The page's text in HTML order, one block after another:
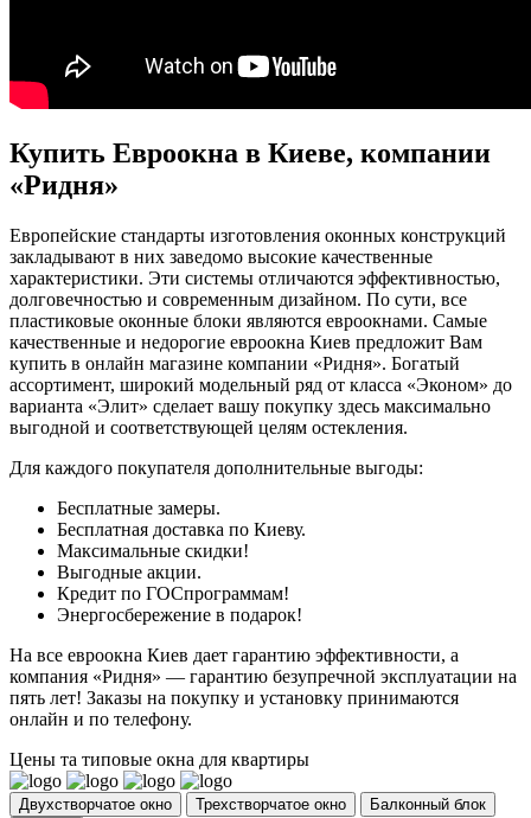
Купить Евроокна в Киеве, компании
«Ридня»
Европейские стандарты изготовления оконных конструкций
закладывают в них заведомо высокие качественные
характеристики. Эти системы отличаются эффективностью,
долговечностью и современным дизайном. По сути, все
пластиковые оконные блоки являются евроокнами. Самые
качественные и недорогие евроокна Киев предложит Вам
купить в онлайн магазине компании «Ридня». Богатый
ассортимент, широкий модельный ряд от класса «Эконом» до
варианта «Элит» сделает вашу покупку здесь максимально
выгодной и соответствующей целям остекления.
Для каждого покупателя дополнительные выгоды:
Бесплатные замеры.
Бесплатная доставка по Киеву.
Максимальные скидки!
Выгодные акции.
Кредит по ГОСпрограммам!
Энергосбережение в подарок!
На все евроокна Киев дает гарантию эффективности, а
компания «Ридня» — гарантию безупречной эксплуатации на
пять лет! Заказы на покупку и установку принимаются
онлайн и по телефону.
Цены та типовые окна для квартиры
Двухстворчатое окно Трехстворчатое окно
Балконный блок